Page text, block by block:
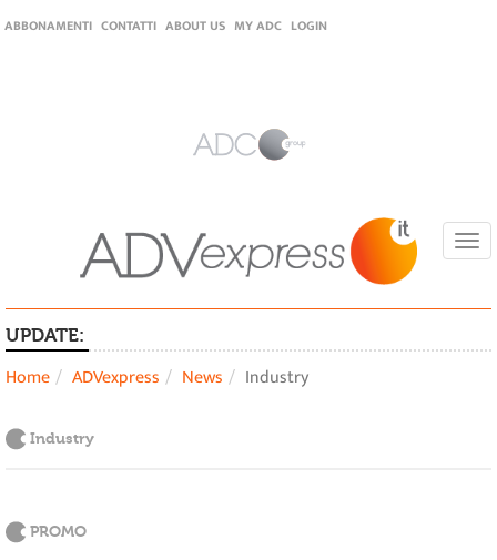
ABBONAMENTI CONTATTI ABOUT US MY ADC LOGIN
UPDATE:
Home ADVexpress News Industry
Industry
PROMO